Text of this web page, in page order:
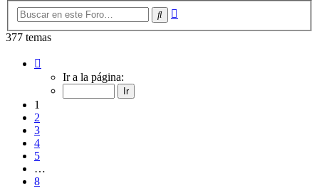
Buscar
377 temas
Ir a la página:
1
2
3
4
5
…
8